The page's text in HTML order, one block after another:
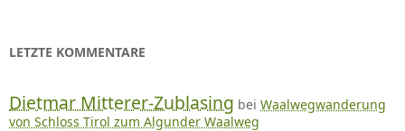
LETZTE KOMMENTARE
Dietmar Mitterer-Zublasing bei Waalwegwanderung
von Schloss Tirol zum Algunder Waalweg